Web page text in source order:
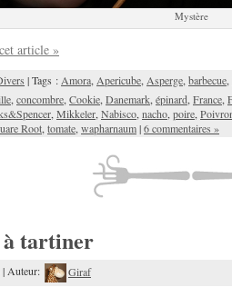
Mystère
article »
| Tags : Amora Apericube Asperge barbecue
concombre Cookie Danemark épinard France
Mikkeler Nabisco nacho poire
Root tomate wapharnaum|6 commentaires »
à tartiner
| Auteur: Giraf